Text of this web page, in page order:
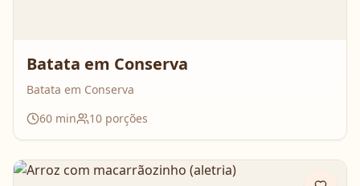
Batata em Conserva
Batata em Conserva
60 min 10 porções